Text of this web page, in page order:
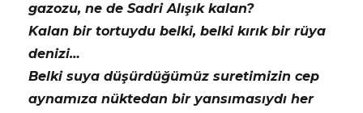
gazozu, ne de Sadri Alışık kalan?
Kalan bir tortuydu belki, belki kırık bir rüya
denizi…
Belki suya düşürdüğümüz suretimizin cep
aynamıza nüktedan bir yansımasıydı her